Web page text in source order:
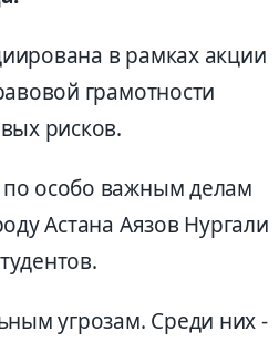
в рамках акции
грамотности
рисков.
особо важным делам
Астана Аязов Нургали
угрозам. Среди них -